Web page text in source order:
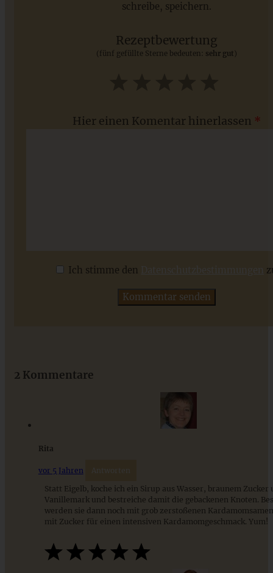
Saisonale Rezepte im Juli - meine 7 sommerlichen
2 Kommentare
Rita
vor 5 Jahren Antworten
Statt Eigelb, koche ich ein Sirup aus Wasser, braunem Zucker
Vanillemark und bestreiche damit die gebackenen Knoten.
werden sie dann noch mit grob zerstoßenen
mit Zucker für einen intensiven Kardamomgeschmack. Yum!
schreibe, speichern.
Rezeptbewertung
(fünf gefüllte Sterne bedeuten: sehr gut )
Hier einen Komentar hinerlassen *
Ich stimme den